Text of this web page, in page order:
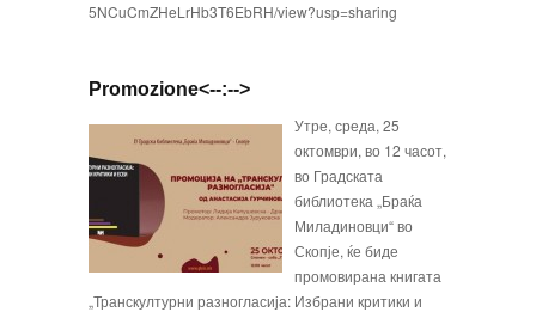
5NCuCmZHeLrHb3T6EbRH/view?usp=sharing
Promozione<--:-->
Утре, среда, 25
октомври, во 12 часот,
во Градската
библиотека „Браќа
Миладиновци“ во
Скопје, ќе биде
промовирана книгата
„Транскултурни разногласија: Избрани критики и